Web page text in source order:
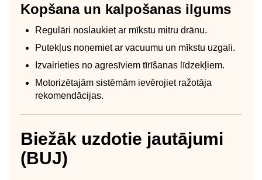
Kopšana un kalpošanas ilgums
Regulāri noslaukiet ar mīkstu mitru drānu.
Putekļus noņemiet ar vacuumu un mīkstu uzgali.
Izvairieties no agresīviem tīrīšanas līdzekļiem.
Motorizētajām sistēmām ievērojiet ražotāja
rekomendācijas.
Biežāk uzdotie jautājumi
(BUJ)